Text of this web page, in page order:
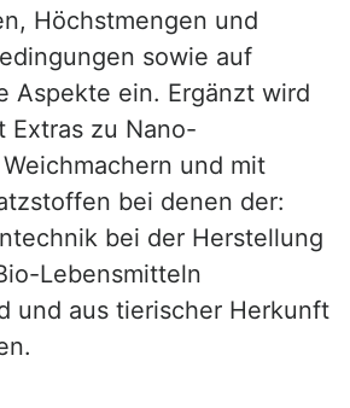
Höchstmengen und
sowie auf
Aspekte ein. Ergänzt wird
Extras zu Nano-
und mit
bei denen der:
bei der Herstellung
Lebensmitteln
und aus tierischer Herkunft